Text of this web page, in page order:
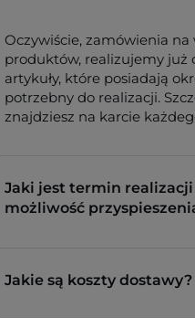
Oczywiście, zamówienia
produktów, realizujemy już
artykuły, które posiadają
potrzebny do realizacji.
znajdziesz na karcie
Jaki jest termin
możliwość
Jakie są koszty dostawy?